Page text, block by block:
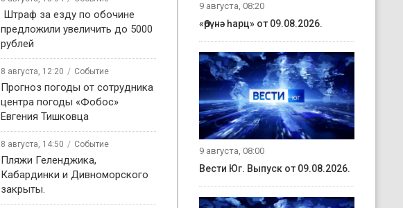
️ Штраф за езду по обочине
предложили увеличить до 5000
рублей
8 августа, 12:20 Событие
Прогноз погоды от сотрудника
центра погоды «Фобос»
Евгения Тишковца
8 августа, 14:50 Событие
️Пляжи Геленджика,
Кабардинки и Дивноморского
закрыты.
9 августа, 08:20
«Өрүнә һарц» от 09.08.2026.
9 августа, 08:00
Вести Юг. Выпуск от 09.08.2026.